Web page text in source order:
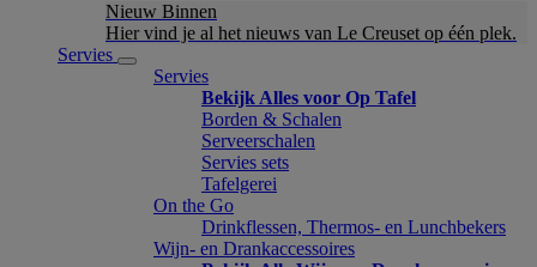
Nieuw Binnen
Hier vind je al het nieuws van Le Creuset op één plek.
Servies
Servies
Bekijk Alles voor Op Tafel
Borden & Schalen
Serveerschalen
Servies sets
Tafelgerei
On the Go
Drinkflessen, Thermos- en Lunchbekers
Wijn- en Drankaccessoires